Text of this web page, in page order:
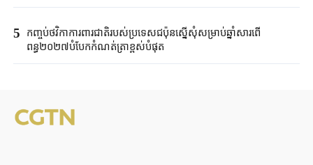
5
កញ្ចប់ថវិកាការពារជាតិរបស់ប្រទេសជប៉ុនស្នើសុំសម្រាប់ឆ្នាំសារពើ
ពន្ធ២០២៧បំបែកកំណត់ត្រាខ្ពស់បំផុត